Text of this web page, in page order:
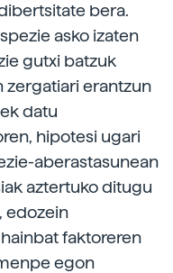
bera.
asko izaten
gutxi batzuk
zergatiari erantzun
datu
hipotesi ugari
aberastasunean
aztertuko ditugu
edozein
faktoreren
egon